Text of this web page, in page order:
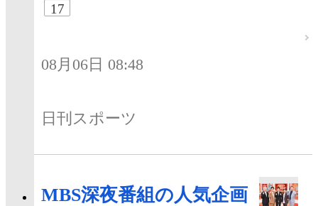
17
08月06日 08:48
日刊スポーツ
MBS深夜番組の人気企画